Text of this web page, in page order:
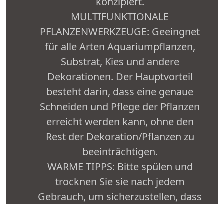
MULTIFUNKTIONALE
PFLANZENWERKZEUGE: Geeingnet
für alle Arten Aquariumpflanzen,
Substrat, Kies und andere
Dekorationen. Der Hauptvorteil
besteht darin, dass eine genaue
Schneiden und Pflege der Pflanzen
erreicht werden kann, ohne den
Rest der Dekoration/Pflanzen zu
beeinträchtigen.
WARME TIPPS: Bitte spülen und
trocknen Sie sie nach jedem
Gebrauch, um sicherzustellen, dass